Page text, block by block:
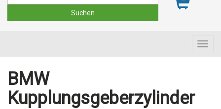
BMW
Kupplungsgeberzylinder